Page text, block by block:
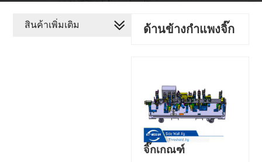
ด้านข้างกำแพงจิ๊ก
จิ๊กเกณฑ์
สินค้าเพิ่มเติม